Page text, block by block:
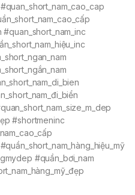
#quan_short_nam_inc
#shortmeninc
#quần_bơi_nam